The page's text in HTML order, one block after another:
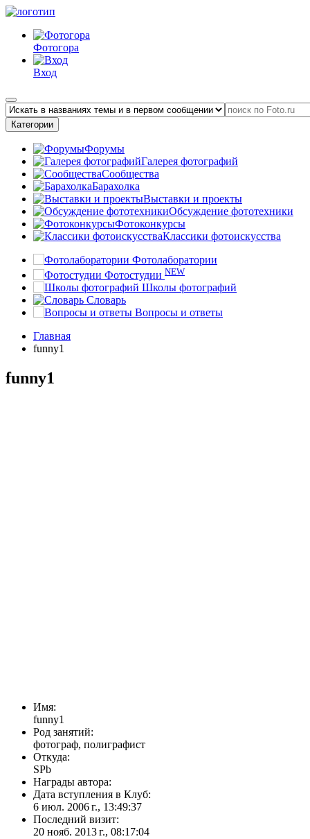
Фотогора
Вход
Категории
Форумы
Галерея фотографий
Сообщества
Барахолка
Выставки и проекты
Обсуждение фототехники
Фотоконкурсы
Классики фотоискусства
Фотолаборатории
Фотостудии NEW
Школы фотографий
Словарь
Вопросы и ответы
Главная
funny1
funny1
Имя:
funny1
Род занятий:
фотограф, полиграфист
Откуда:
SPb
Награды автора:
Дата вступления в Клуб:
6 июл. 2006 г., 13:49:37
Последний визит:
20 нояб. 2013 г., 08:17:04